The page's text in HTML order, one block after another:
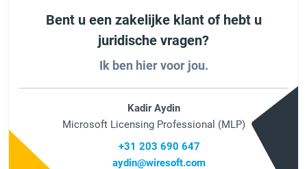
Bent u een zakelijke klant of hebt u
juridische vragen?
Ik ben hier voor jou.
Kadir Aydin
Microsoft Licensing Professional (MLP)
+31 203 690 647
aydin@wiresoft.com